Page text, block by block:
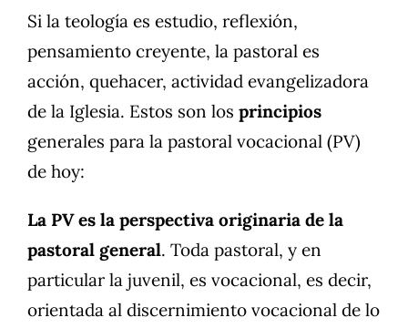
Si la teología es estudio, reflexión,
pensamiento creyente, la pastoral es
acción, quehacer, actividad evangelizadora
de la Iglesia. Estos son los principios
generales para la pastoral vocacional (PV)
de hoy:
La PV es la perspectiva originaria de la
pastoral general. Toda pastoral, y en
particular la juvenil, es vocacional, es decir,
orientada al discernimiento vocacional de lo